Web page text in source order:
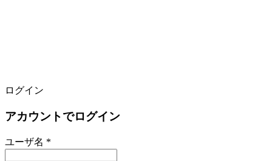
ログイン
アカウントでログイン
ユーザ名 *